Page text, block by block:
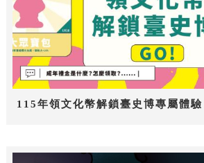
115年領文化幣解鎖臺史博專屬體驗